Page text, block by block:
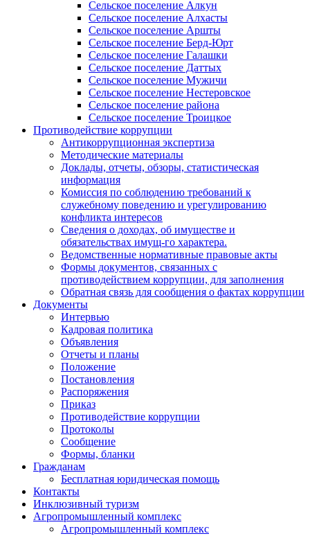
Сельское поселение Алкун
Сельское поселение Алхасты
Сельское поселение Аршты
Сельское поселение Берд-Юрт
Сельское поселение Галашки
Сельское поселение Даттых
Сельское поселение Мужичи
Сельское поселение Нестеровское
Сельское поселение района
Сельское поселение Троицкое
Противодействие коррупции
Антикоррупционная экспертиза
Методические материалы
Доклады, отчеты, обзоры, статистическая
информация
Комиссия по соблюдению требований к
служебному поведению и урегулированию
конфликта интересов
Сведения о доходах, об имуществе и
обязательствах имущ-го характера.
Ведомственные нормативные правовые акты
Формы документов, связанных с
противодействием коррупции, для заполнения
Обратная связь для сообщения о фактах коррупции
Документы
Интервью
Кадровая политика
Объявления
Отчеты и планы
Положение
Постановления
Распоряжения
Приказ
Противодействие коррупции
Протоколы
Сообщение
Формы, бланки
Гражданам
Бесплатная юридическая помощь
Контакты
Инклюзивный туризм
Агропромышленный комплекс
Агропромышленный комплекс